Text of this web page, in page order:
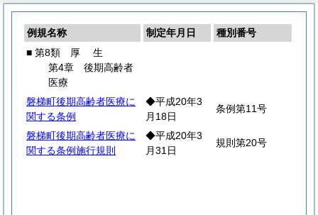
例規名称 制定年月日
種別番号
■ 第8類 厚 生
第4章 後期高齢者
医療
磐梯町後期高齢者医療に
関する条例
◆平成20年3
月18日
条例第11号
磐梯町後期高齢者医療に
関する条例施行規則
◆平成20年3
月31日
規則第20号